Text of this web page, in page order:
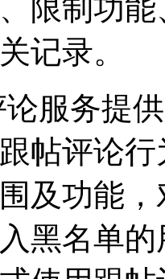
限制功
记录。
服务提
帖评论
及功能
黑名单